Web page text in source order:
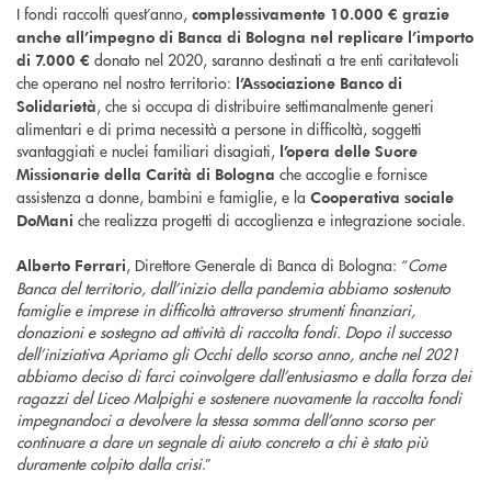
I fondi raccolti quest’anno, complessivamente 10.000 € grazie
anche all’impegno di Banca di Bologna nel replicare l’importo
di 7.000 € donato nel 2020, saranno destinati a tre enti caritatevoli
che operano nel nostro territorio: l’Associazione Banco di
Solidarietà, che si occupa di distribuire settimanalmente generi
alimentari e di prima necessità a persone in difficoltà, soggetti
svantaggiati e nuclei familiari disagiati, l’opera delle Suore
Missionarie della Carità di Bologna che accoglie e fornisce
assistenza a donne, bambini e famiglie, e la Cooperativa sociale
DoMani che realizza progetti di accoglienza e integrazione sociale.
Alberto Ferrari, Direttore Generale di Banca di Bologna: “Come
Banca del territorio, dall’inizio della pandemia abbiamo sostenuto
famiglie e imprese in difficoltà attraverso strumenti finanziari,
donazioni e sostegno ad attività di raccolta fondi. Dopo il successo
dell’iniziativa Apriamo gli Occhi dello scorso anno, anche nel 2021
abbiamo deciso di farci coinvolgere dall’entusiasmo e dalla forza dei
ragazzi del Liceo Malpighi e sostenere nuovamente la raccolta fondi
impegnandoci a devolvere la stessa somma dell’anno scorso per
continuare a dare un segnale di aiuto concreto a chi è stato più
duramente colpito dalla crisi.”